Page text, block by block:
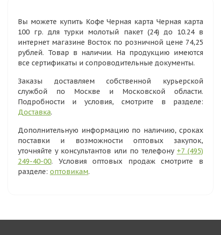
Вы можете купить Кофе Черная карта Черная карта
100 гр. для турки молотый пакет (24) до 10.24 в
интернет магазине Восток по розничной цене 74,25
рублей. Товар в наличии. На продукцию имеются
все сертификаты и сопроводительные документы.
Заказы доставляем собственной курьерской
службой по Москве и Московской области.
Подробности и условия, смотрите в разделе:
Доставка.
Дополнительную информацию по наличию, сроках
поставки и возможности оптовых закупок,
уточняйте у консультантов или по телефону +7 (495)
249-40-00. Условия оптовых продаж смотрите в
разделе: оптовикам.